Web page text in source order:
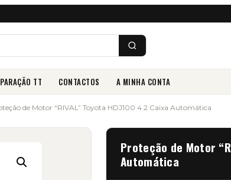
TT CONTACTOS A MINHA CONTA
de Motor “RIVAL” Toyota HDJ100 4.2 Caixa Automática
Proteção de Motor
Automática